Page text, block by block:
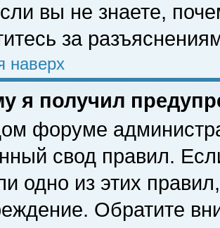
вы не знаете,
за
наверх
я получил
форуме
свод правил.
одно из этих
Обратите